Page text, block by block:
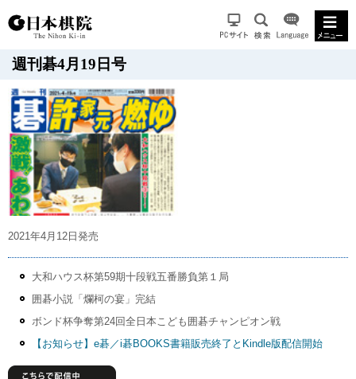
週刊碁4月19日号
2021年4月12日発売
大和ハウス杯第59期十段戦五番勝負第１局
囲碁小説「爛柯の宴」完結
ボンド杯争奪第24回全日本こども囲碁チャンピオン戦
【お知らせ】e碁／i碁BOOKS書籍販売終了とKindle版配信開始